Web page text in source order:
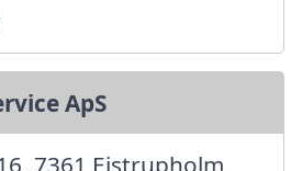
ApS
7361 Ejstrupholm